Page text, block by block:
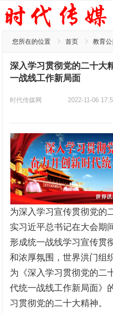
您所在的位置 首页 教育公
深入学习贯彻党的二十大
一战线工作新局面
时代传媒网 2022-11-06
为深入学习宣传贯彻党的
实习近平总书记在大会期
形成统一战线学习宣传贯
和浓厚氛围，世界洪门组
为《深入学习贯彻党的二
代统一战线工作新局面》
习贯彻党的二十大精神。